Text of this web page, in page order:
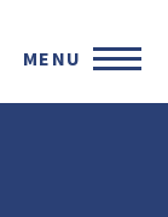
MENU